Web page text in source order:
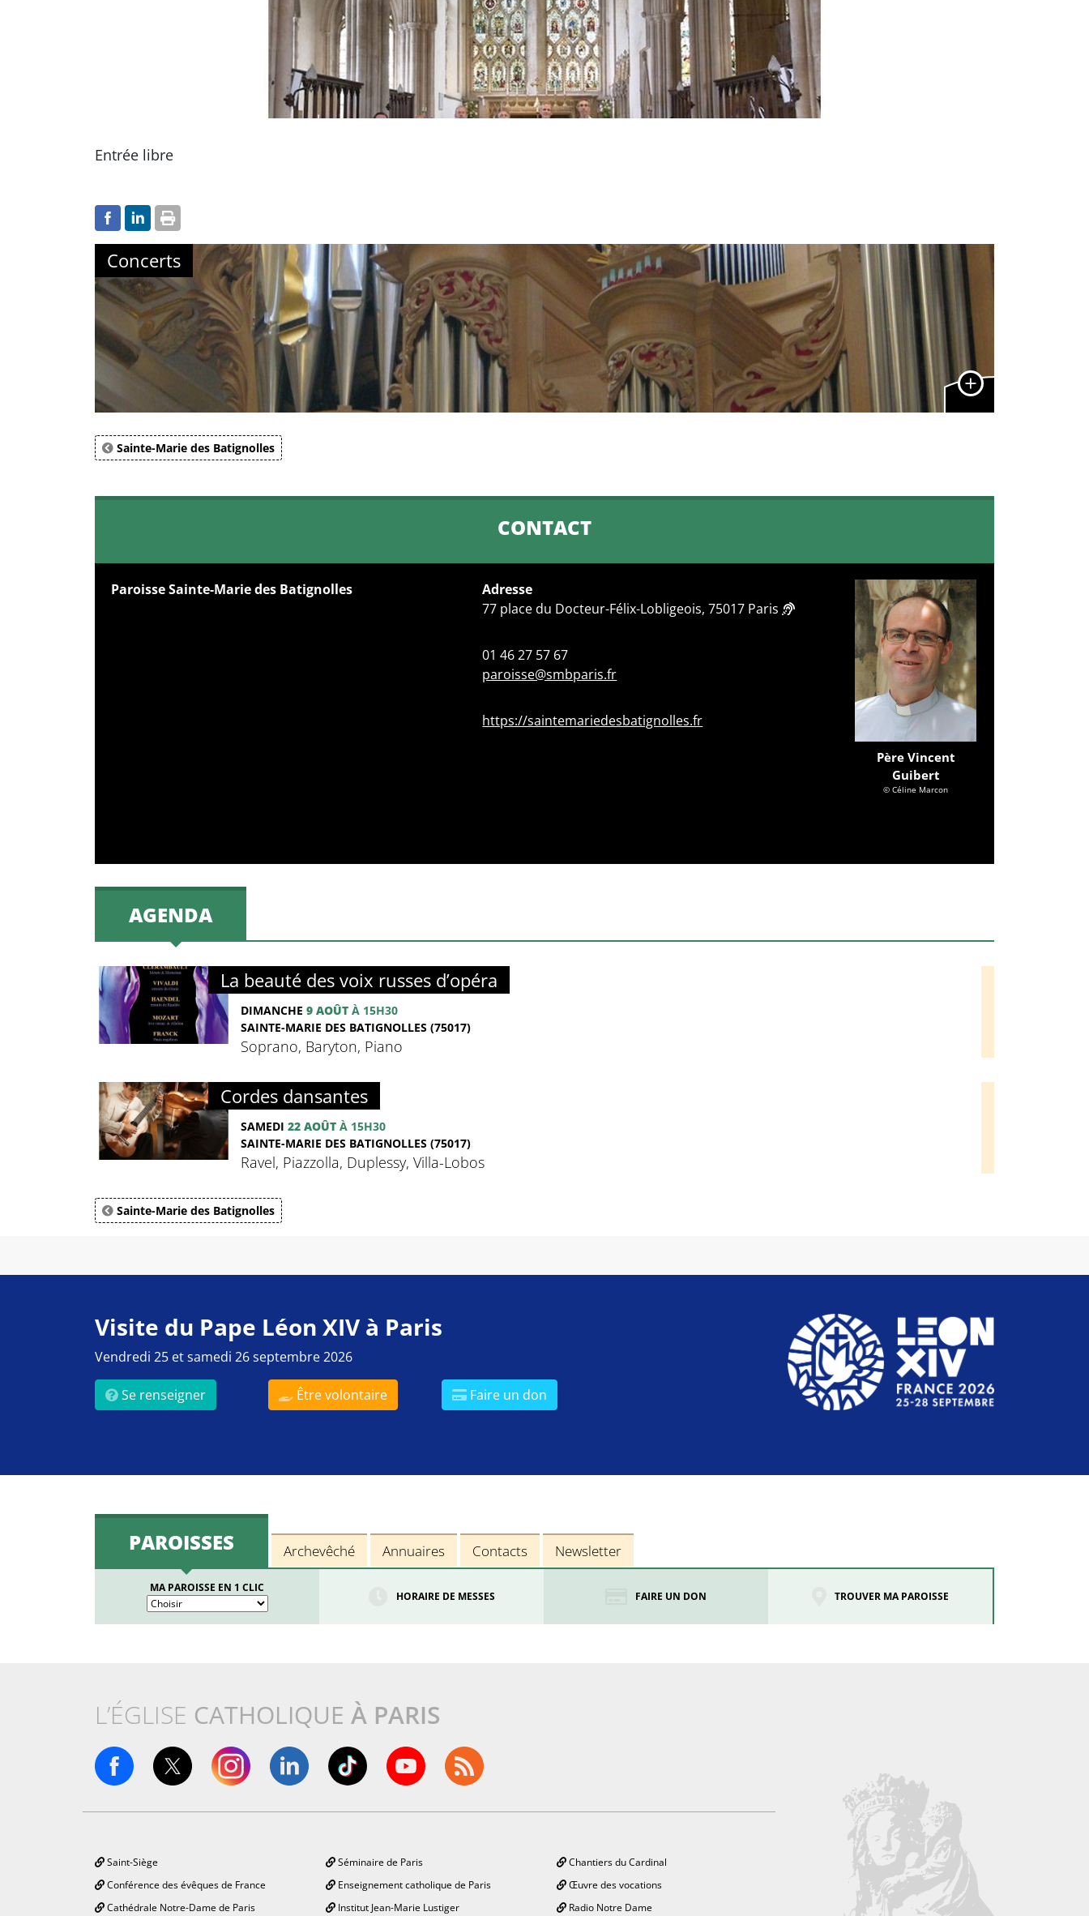
Entrée libre
Concerts
Sainte-Marie des Batignolles
CONTACT
Paroisse Sainte-Marie des Batignolles
Adresse
77 place du Docteur-Félix-Lobligeois, 75017 Paris
01 46 27 57 67
paroisse@smbparis.fr
https://saintemariedesbatignolles.fr
Père Vincent
Guibert
© Céline Marcon
AGENDA
La beauté des voix russes d’opéra
DIMANCHE 9 AOÛT À 15H30
SAINTE-MARIE DES BATIGNOLLES (75017)
Soprano, Baryton, Piano
Cordes dansantes
SAMEDI 22 AOÛT À 15H30
SAINTE-MARIE DES BATIGNOLLES (75017)
Ravel, Piazzolla, Duplessy, Villa-Lobos
Sainte-Marie des Batignolles
Visite du Pape Léon XIV à Paris
Vendredi 25 et samedi 26 septembre 2026
Se renseigner Être volontaire Faire un don
PAROISSES Archevêché Annuaires Contacts Newsletter
MA PAROISSE EN 1 CLIC
HORAIRE DE MESSES FAIRE UN DON TROUVER MA PAROISSE
L’ÉGLISE CATHOLIQUE À PARIS
Saint-Siège
Conférence des évêques de France
Cathédrale Notre-Dame de Paris
Séminaire de Paris
Enseignement catholique de Paris
Institut Jean-Marie Lustiger
Chantiers du Cardinal
Œuvre des vocations
Radio Notre Dame